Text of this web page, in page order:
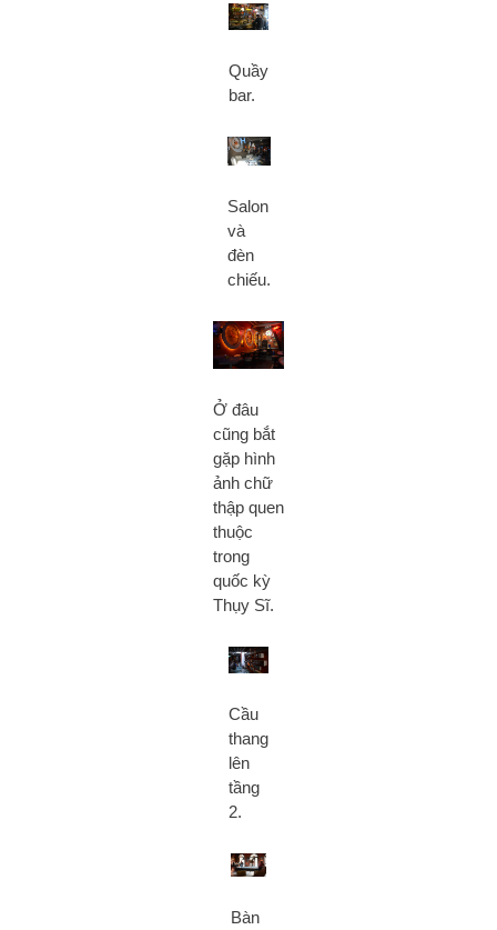
Quầy
bar.
Salon
và
đèn
chiếu.
Ở đâu
cũng bắt
gặp hình
ảnh chữ
thập quen
thuộc
trong
quốc kỳ
Thụy Sĩ.
Cầu
thang
lên
tầng
2.
Bàn